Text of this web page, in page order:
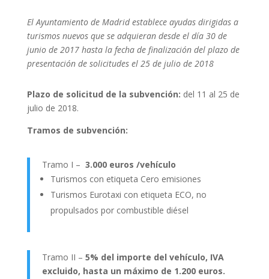
El Ayuntamiento de Madrid establece ayudas dirigidas a
turismos nuevos que se adquieran desde el día 30 de
junio de 2017 hasta la fecha de finalización del plazo de
presentación de solicitudes el 25 de julio de 2018
Plazo de solicitud de la subvención: del 11 al 25 de
julio de 2018.
Tramos de subvención:
Tramo I – 3.000 euros /vehículo
Turismos con etiqueta Cero emisiones
Turismos Eurotaxi con etiqueta ECO, no
propulsados por combustible diésel
Tramo II – 5% del importe del vehículo, IVA
excluido, hasta un máximo de 1.200 euros.